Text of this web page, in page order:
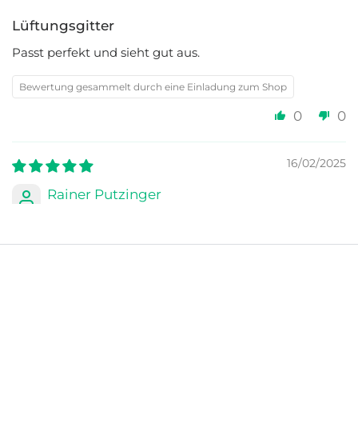
Lüftungsgitter
Passt perfekt und sieht gut aus.
Bewertung gesammelt durch eine Einladung zum Shop
0 0
16/02/2025
Rainer Putzinger
völlig in Ordnung